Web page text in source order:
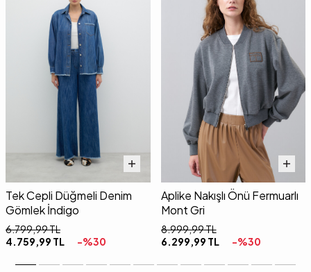
Tek Cepli Düğmeli Denim
Gömlek İndigo
6.799,99TL
4.759,99 TL -%30
Aplike Nakışlı Önü Fermuarlı
Mont Gri
8.999,99TL
6.299,99 TL -%30